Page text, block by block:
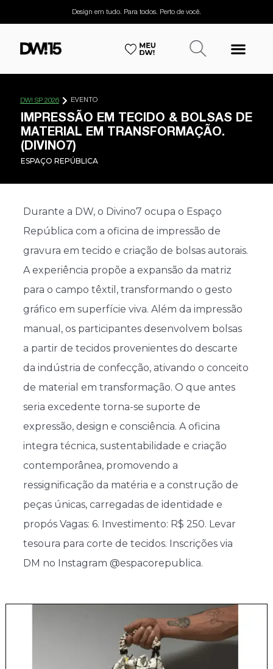
Design em tudo. Para todos. Perto de você.
DW! SP 2026 EVENTO
IMPRESSÃO EM TECIDO & BOLSAS DE
MATERIAL EM TRANSFORMAÇÃO.
(DIVINO7)
ESPAÇO REPÚBLICA
Durante a DW, o Divino7 ocupa o Espaço
República com a oficina de impressão de
gravura em tecido e criação de bolsas autorais.
A experiência propõe a expansão da matriz
para o campo têxtil, transformando o gesto
gráfico em superfície viva. Além da impressão
manual, os participantes desenvolvem bolsas
a partir de tecidos provenientes do descarte
da indústria de confecção, ativando o conceito
de material em transformação. O que antes
seria excedente torna-se suporte de
expressão, design e consciência. A oficina
integra técnica, sustentabilidade e criação
contemporânea, promovendo a
ressignificação da matéria e a construção de
peças únicas, carregadas de identidade e
propós Vagas: 6. Investimento: R$ 250. Levar
tesoura para corte de tecidos. Inscrições via
DM no Instagram @espacorepublica.